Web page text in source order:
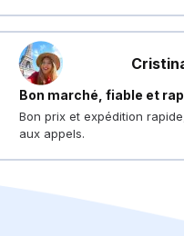
Bon marché, fiable et
Bon prix et expédition
aux appels.